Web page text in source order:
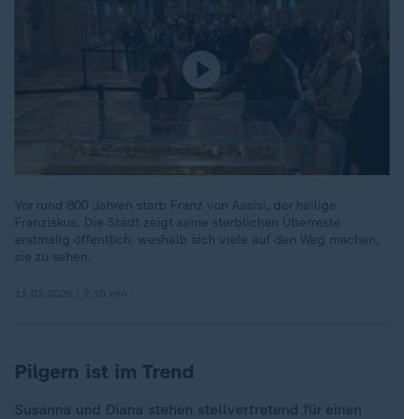
Vor rund 800 Jahren starb Franz von Assisi, der heilige
Franziskus. Die Stadt zeigt seine sterblichen Überreste
erstmalig öffentlich, weshalb sich viele auf den Weg machen,
sie zu sehen.
Pilgern ist im Trend
Susanna und Diana stehen stellvertretend für einen